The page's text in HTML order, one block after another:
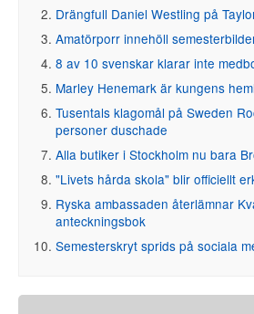
Drängfull Daniel Westling på
Amatörporr innehöll
8 av 10 svenskar klarar inte
Marley Henemark är kungens
Tusentals klagomål på Sweden
personer duschade
Alla butiker i Stockholm nu bara
"Livets hårda skola" blir officiellt
Ryska ambassaden återlämnar
anteckningsbok
Semesterskryt sprids på sociala